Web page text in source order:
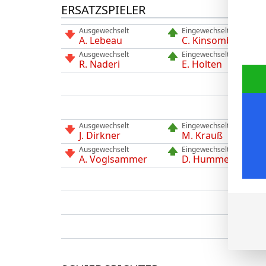
ERSATZSPIELER
Ausgewechselt
A. Lebeau
Eingewechselt
C. Kinsombi
Ausgewechselt
R. Naderi
Eingewechselt
E. Holten
Ausgewechselt
J. Dirkner
Eingewechselt
M. Krauß
Ausgewechselt
A. Voglsammer
Eingewechselt
D. Hummel